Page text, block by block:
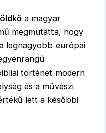
a magyar
megmutatta, hogy
legnagyobb európai
történet modern
és a művészi
lett a későbbi